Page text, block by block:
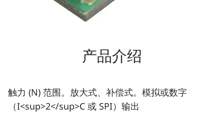
产品介绍
触力 (N) 范围。放大式、补偿式。模拟或数字
（I<sup>2</sup>C 或 SPI）输出